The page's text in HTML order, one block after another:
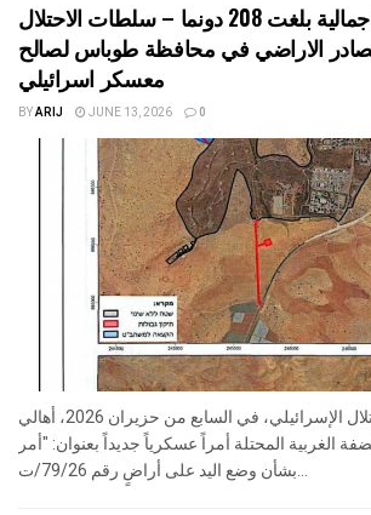
بمساحة اجمالية بلغت 208 دونما – سلطات الاحتلال
تصادر الاراضي في محافظة طوباس لصالح
معسكر اسرائيلي
BYARIJ JUNE 13, 2026 0
سلّمت سلطات الاحتلال الإسرائيلي، في السابع من حزيران 2026، أهالي
الغربية المحتلة أمراً عسكرياً جديداً بعنوان: "أمر
بشأن وضع اليد على أراضٍ رقم 79/26/ت...